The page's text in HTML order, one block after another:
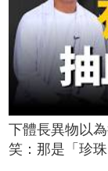
下體長異物以
笑：那是「珍